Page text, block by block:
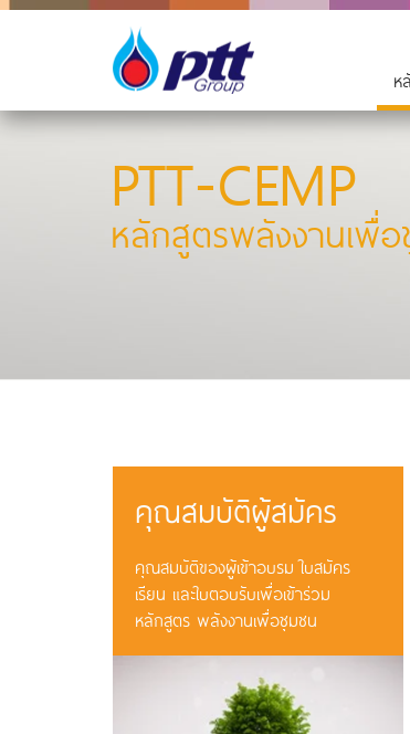
ห
PTT-CEMP
หลักสูตรพลังงานเพื่
คุณสมบัติผู้สมัคร
คุณสมบัติของผู้เข้าอบรม ใบสมัคร
เรียน และใบตอบรับเพื่อเข้าร่วม
หลักสูตร พลังงานเพื่อชุมชน